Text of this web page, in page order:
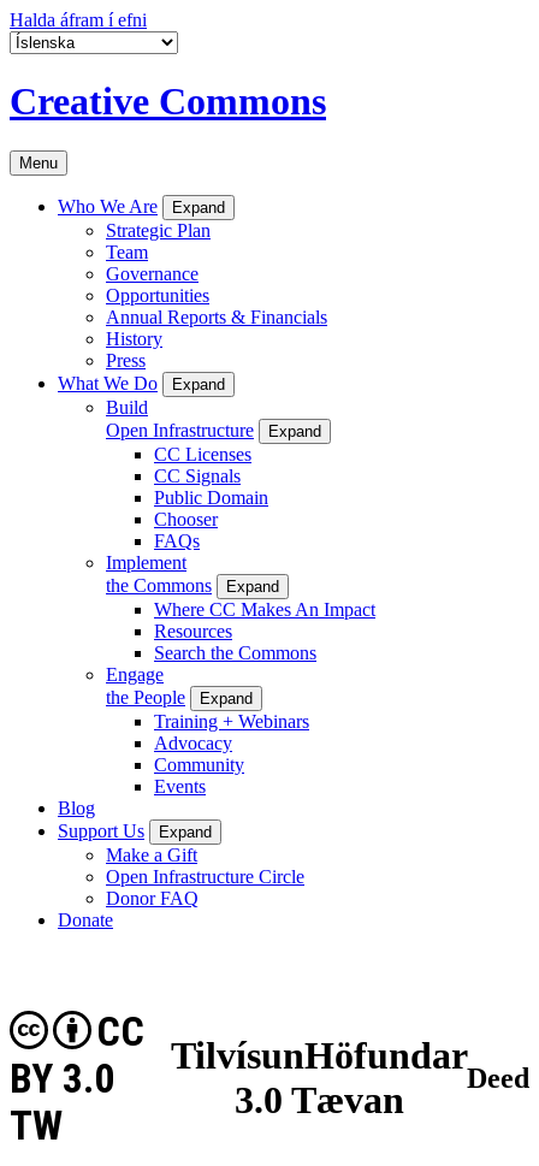
Halda áfram í efni
Creative Commons
Menu
Who We Are Expand
Strategic Plan
Team
Governance
Opportunities
Annual Reports & Financials
History
Press
What We Do
Expand
Build
Open Infrastructure
Expand
CC Licenses
CC Signals
Public Domain
Chooser
FAQs
Implement
the Commons
Expand
Where CC Makes An Impact
Resources
Search the Commons
Engage
the People
Expand
Training + Webinars
Advocacy
Community
Events
Blog
Support Us
Expand
Make a Gift
Open Infrastructure Circle
Donor FAQ
Donate
TilvísunHöfundar
3.0 Tævan
CC
BY 3.0
TW
Deed